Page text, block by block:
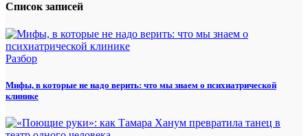
Список записей
Разбор
Мифы, в которые не надо верить: что мы знаем о психиатрической
клинике